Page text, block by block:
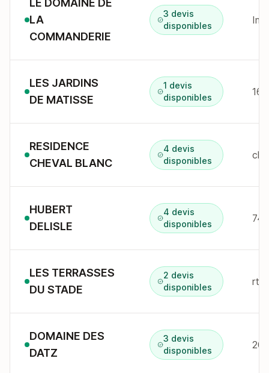
LE DOMAINE DE
LA
COMMANDERIE
3 devis
disponibles
LES JARDINS
DE MATISSE
1 devis
disponibles
RESIDENCE
CHEVAL BLANC
4 devis
disponibles
HUBERT
DELISLE
4 devis
disponibles
LES TERRASSES
DU STADE
2 devis
disponibles
DOMAINE DES
DATZ
3 devis
disponibles
20